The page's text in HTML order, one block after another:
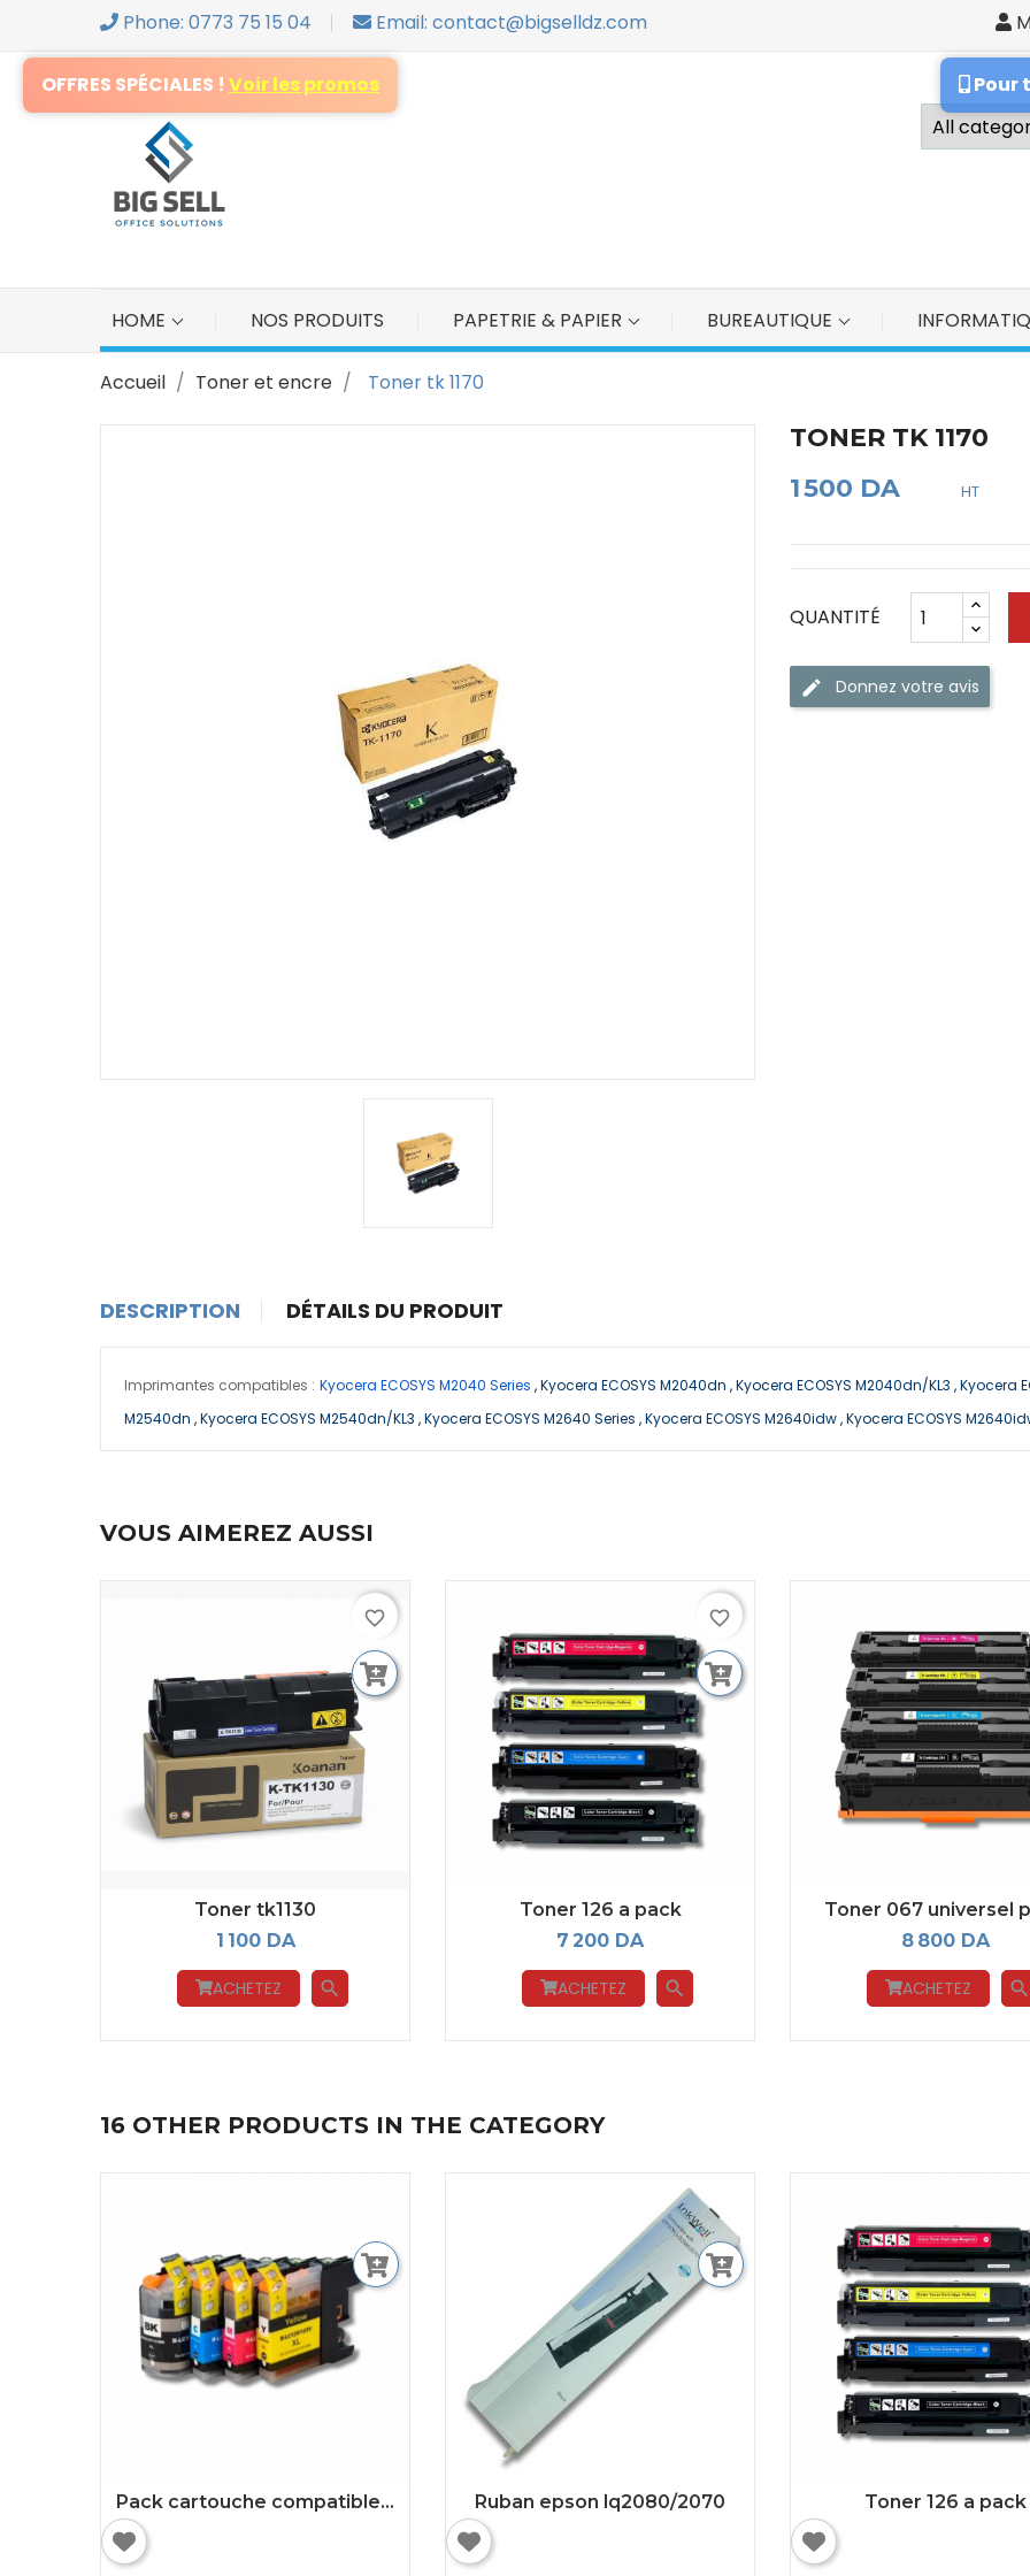
Phone: 0773 75 15 04 Email: contact@bigselldz.com
Pour
OFFRES SPÉCIALES ! Voir les promos
HOME NOS PRODUITS PAPETRIE & PAPIER BUREAUTIQUE
Accueil Toner et encre Toner tk 1170
TONER TK 1170
1 500 DA
HT
QUANTITÉ
Donnez votre avis
DESCRIPTION DÉTAILS DU PRODUIT
Imprimantes compatibles : Kyocera ECOSYS M2040 Series ,Kyocera ECOSYS M2040dn ,Kyocera ECOSYS M2040dn/KL3 ,Kyocera
M2540dn ,Kyocera ECOSYS M2540dn/KL3 ,Kyocera ECOSYS M2640 Series ,Kyocera ECOSYS M2640idw,Kyocera ECOSYS
VOUS AIMEREZ AUSSI
Toner tk1130
1 100 DA
ACHETEZ search
favorite_border
Toner 126 a pack
7 200 DA
ACHETEZ search
favorite_border
Toner 067 universel
8 800 DA
ACHETEZ search
16 OTHER PRODUCTS IN THE CATEGORY
Pack cartouche compatible... Ruban epson lq2080/2070 Toner 126 a pack
You need to be logged in to save products in your wish list.